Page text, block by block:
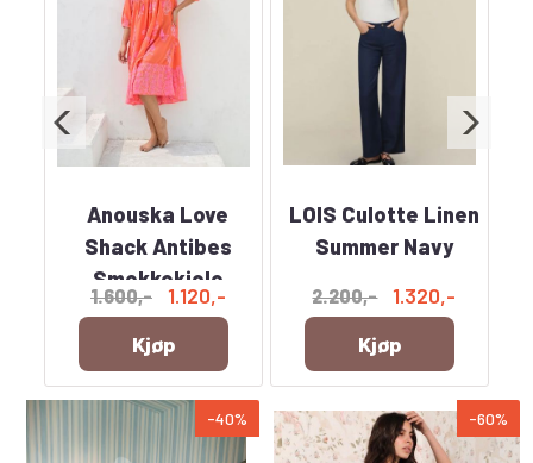
Anouska Love
Shack Antibes
Smekkekjole
Orange
1.600,-
1.120,-
Kjøp
LOIS Culotte Linen
Summer Navy
2.200,-
1.320,-
Kjøp
-40% -60%